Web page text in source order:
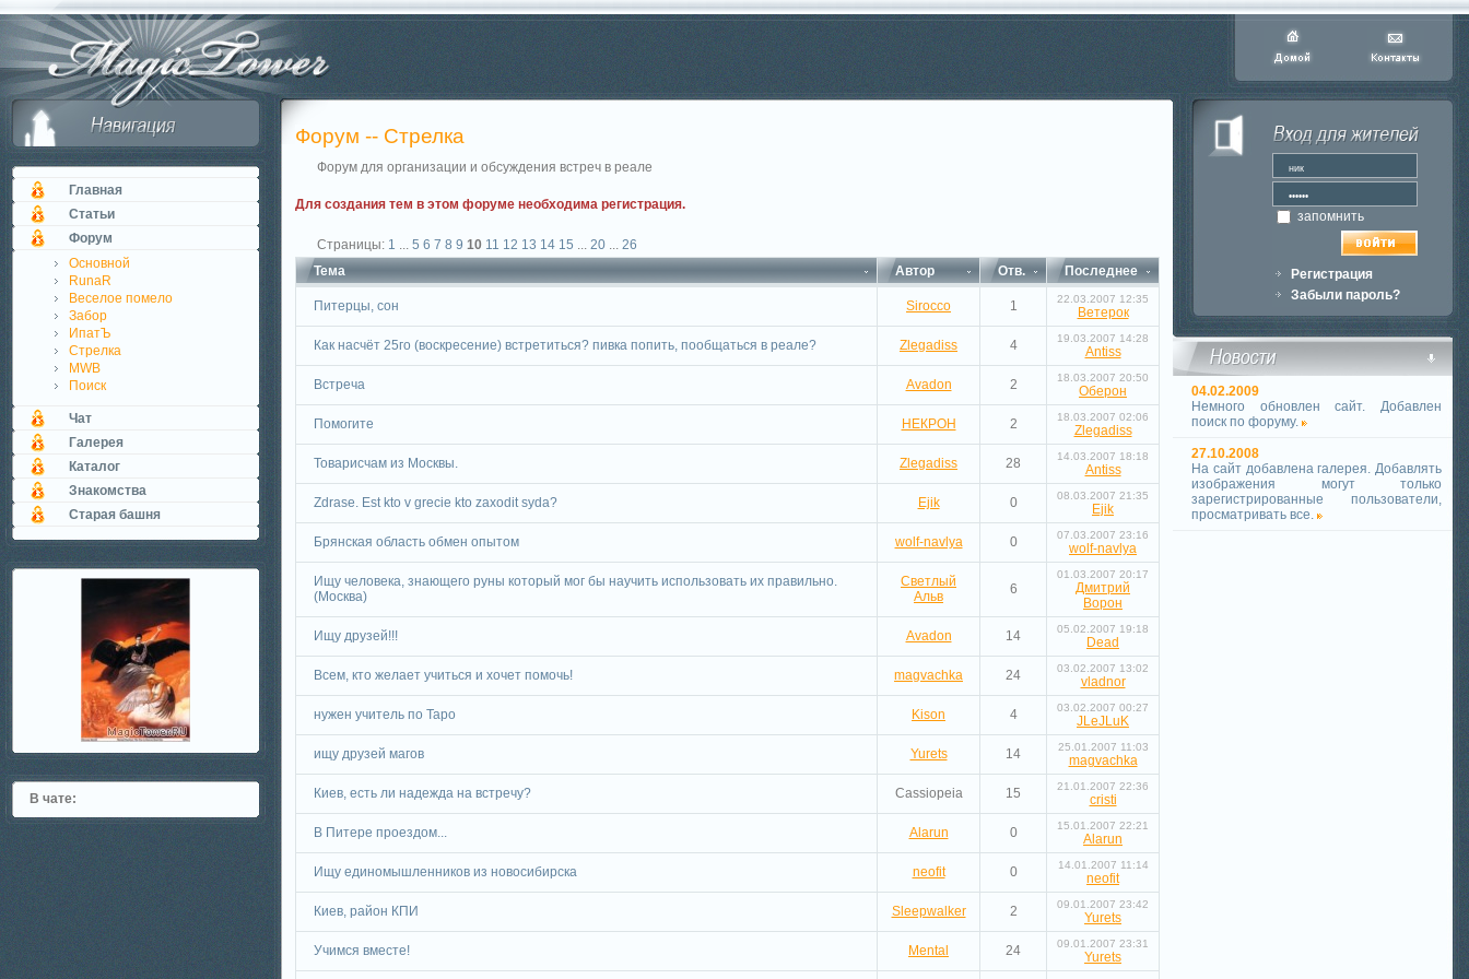
Главная
Статьи
Форум
Основной
RunaR
Веселое помело
Забор
ИпатЪ
Стрелка
MWB
Поиск
Чат
Галерея
Каталог
Знакомства
Старая башня
В чате:
Форум -- Стрелка
Форум для организации и обсуждения встреч в реале
Для создания тем в этом форуме необходима регистрация.
Страницы: 1 ... 5 6 7 8 9 10 11 12 13 14 15 ... 20 ... 26
Тема
Автор Отв. Последнее
Питерцы, сон Sirocco 1 22.03.2007 12:35
Ветерок
Как насчёт 25го (воскресение) встретиться? пивка попить, пообщаться в реале? Zlegadiss 4 19.03.2007 14:28
Antiss
Встреча Avadon 2 18.03.2007 20:50
Оберон
Помогите НЕКРОН 2 18.03.2007 02:06
Zlegadiss
Товарисчам из Москвы. Zlegadiss 28 14.03.2007 18:18
Antiss
Zdrase. Est kto v grecie kto zaxodit syda? Ejik 0 08.03.2007 21:35
Ejik
Брянская область обмен опытом wolf-navlya 0 07.03.2007 23:16
wolf-navlya
Ищу человека, знающего руны который мог бы научить использовать их правильно.
(Москва)
Светлый
Альв
6
01.03.2007 20:17
Дмитрий
Ворон
Ищу друзей!!! Avadon 14 05.02.2007 19:18
Dead
Всем, кто желает учиться и хочет помочь! magvachka 24 03.02.2007 13:02
vladnor
нужен учитель по Таро Kison 4 03.02.2007 00:27
JLeJLuK
ищу друзей магов Yurets 14 25.01.2007 11:03
magvachka
Киев, есть ли надежда на встречу? Cassiopeia 15 21.01.2007 22:36
cristi
В Питере проездом... Alarun 0 15.01.2007 22:21
Alarun
Ищу единомышленников из новосибирска neofit 0 14.01.2007 11:14
neofit
Киев, район КПИ Sleepwalker 2 09.01.2007 23:42
Yurets
Учимся вместе! Mental 24 09.01.2007 23:31
Yurets
запомнить
Регистрация
Забыли пароль?
04.02.2009
Немного обновлен сайт. Добавлен
поиск по форуму.
27.10.2008
На сайт добавлена галерея. Добавлять
изображения могут только
зарегистрированные пользователи,
просматривать все.